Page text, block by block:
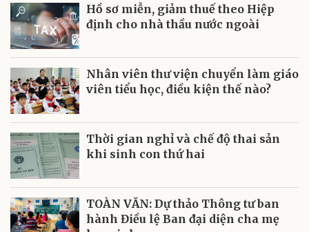
Hồ sơ miễn, giảm thuế theo Hiệp
định cho nhà thầu nước ngoài
Nhân viên thư viện chuyển làm giáo
viên tiểu học, điều kiện thế nào?
Thời gian nghỉ và chế độ thai sản
khi sinh con thứ hai
TOÀN VĂN: Dự thảo Thông tư ban
hành Điều lệ Ban đại diện cha mẹ